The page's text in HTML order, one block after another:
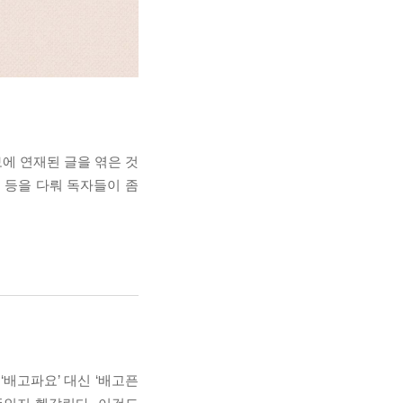
연재된 글을 엮은 것
을 다뤄 독자들이 좀
고파요’ 대신 ‘배고픈